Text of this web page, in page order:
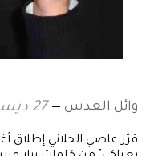
وائل العدس 27 ديسمبر 2012
قرّر عاصي الحلاني إطلاق